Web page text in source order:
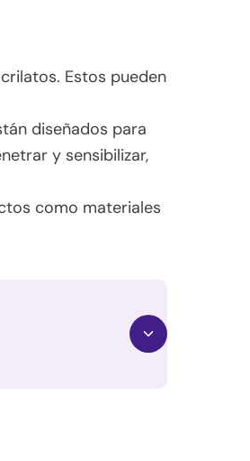
Estos pueden
diseñados para
y sensibilizar,
como materiales